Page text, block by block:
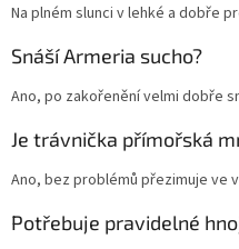
Na plném slunci v lehké a dobře
Snáší Armeria sucho?
Ano, po zakořenění velmi dobře
Je trávnička přímořská
Ano, bez problémů přezimuje ve
Potřebuje pravidelné